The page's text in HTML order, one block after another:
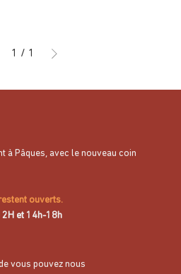
1 / 1
à Pâques, avec le nouveau coin
ouverts.
et 14h-18h
vous pouvez nous